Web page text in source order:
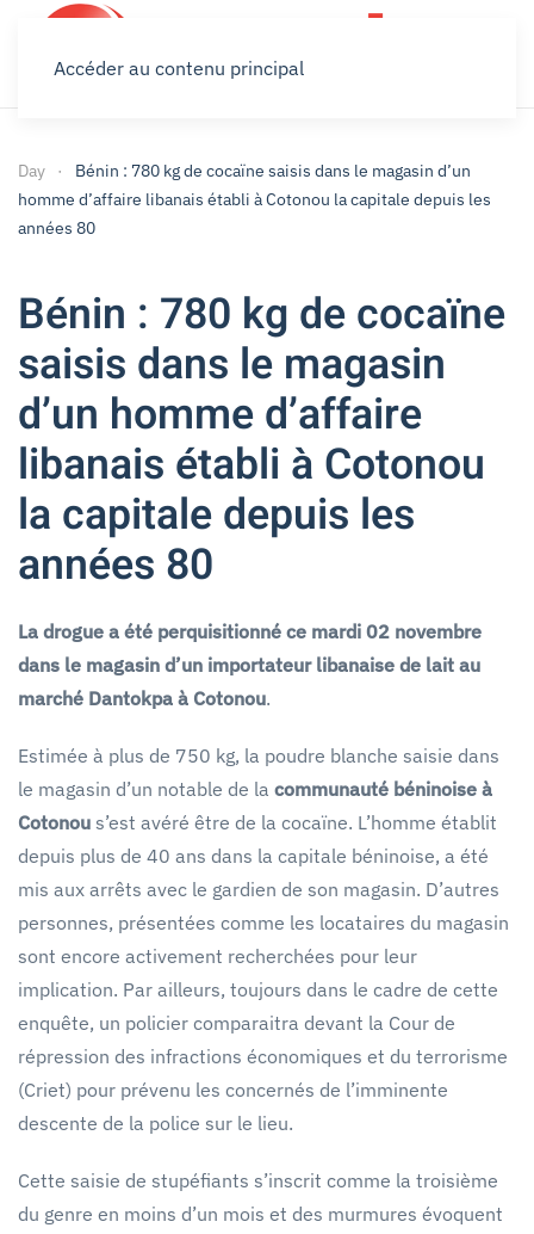
Accéder au contenu principal
Day
Bénin : 780 kg de cocaïne saisis dans le magasin d’un
homme d’affaire libanais établi à Cotonou la capitale depuis les
années 80
Bénin : 780 kg de cocaïne
saisis dans le magasin
d’un homme d’affaire
libanais établi à Cotonou
la capitale depuis les
années 80
La drogue a été perquisitionné ce mardi 02 novembre
dans le magasin d’un importateur libanaise de lait au
marché Dantokpa à Cotonou.
Estimée à plus de 750 kg, la poudre blanche saisie dans
le magasin d’un notable de la communauté béninoise à
Cotonou s’est avéré être de la cocaïne. L’homme établit
depuis plus de 40 ans dans la capitale béninoise, a été
mis aux arrêts avec le gardien de son magasin. D’autres
personnes, présentées comme les locataires du magasin
sont encore activement recherchées pour leur
implication. Par ailleurs, toujours dans le cadre de cette
enquête, un policier comparaitra devant la Cour de
répression des infractions économiques et du terrorisme
(Criet) pour prévenu les concernés de l’imminente
descente de la police sur le lieu.
Cette saisie de stupéfiants s’inscrit comme la troisième
du genre en moins d’un mois et des murmures évoquent